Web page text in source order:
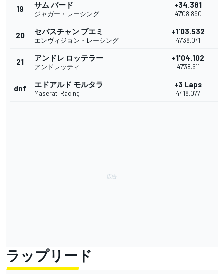
19 サム バード
ジャガー・レーシング
+34.381
47'08.890
20 セバスチャン ブエミ
エンヴィジョン・レーシング
+1'03.532
47'38.041
21 アンドレ ロッテラー
アンドレッティ
+1'04.102
47'38.611
dnf エドアルド モルタラ
Maserati Racing
+3 Laps
44'18.077
ラップリード